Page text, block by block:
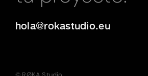
hola@rokastudio.eu